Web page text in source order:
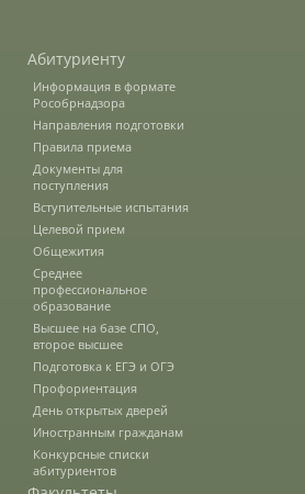
коррупции
терроризму
кризисных ситуаций
за разжигание
розни
Абитуриенту
Информация в формате
Рособрнадзора
Направления подготовки
Правила приема
Документы для
поступления
Вступительные испытания
Целевой прием
Общежития
Среднее
профессиональное
образование
Высшее на базе СПО,
второе высшее
Подготовка к ЕГЭ и ОГЭ
Профориентация
День открытых дверей
Иностранным гражданам
Конкурсные списки
абитуриентов